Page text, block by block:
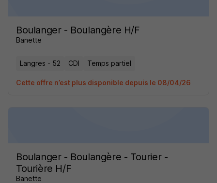
Boulanger - Boulangère H/F
Banette
Langres - 52 CDI Temps partiel
Cette offre n’est plus disponible depuis le 08/04/26
Boulanger - Boulangère - Tourier -
Tourière H/F
Banette